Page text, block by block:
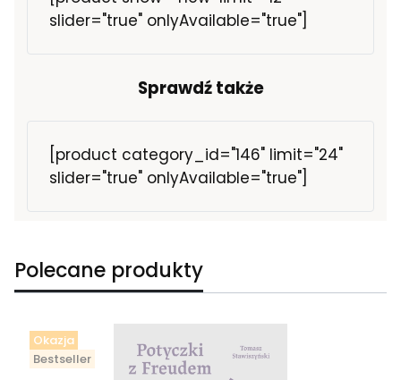
slider="true" onlyAvailable="true"]
Sprawdź także
[product category_id="146" limit="24"
slider="true" onlyAvailable="true"]
Polecane produkty
Okazja
Bestseller